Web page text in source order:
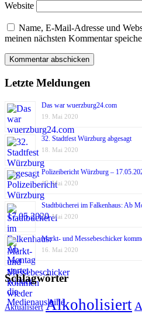
Website
Name, E-Mail-Adresse und
meinen nächsten Kommentar
Letzte Meldungen
Das war wuerzburg24.com
19. Mai 2020
32. Stadtfest Würzburg abgesagt
18. Mai 2020
Polizeibericht Würzburg –
17. Mai 2020
Stadtbücherei im Falkenhaus: Ab
17. Mai 2020
Markt- und Messebeschicker
16. Mai 2020
Schlagwörter
Aktualisiert Alkoholisiert